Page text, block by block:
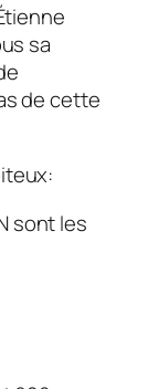
sa
de cette
sont les